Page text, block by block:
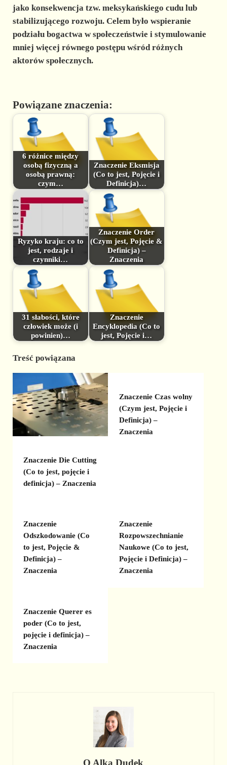
jako konsekwencja tzw. meksykańskiego cudu lub
stabilizującego rozwoju. Celem było wspieranie
podziału bogactwa w społeczeństwie i stymulowanie
mniej więcej równego postępu wśród różnych
aktorów społecznych.
Powiązane znaczenia:
6 różnice między
osobą fizyczną a
osobą prawną:
czym…
Znaczenie Eksmisja
(Co to jest, Pojęcie i
Definicja)…
Ryzyko kraju: co to
jest, rodzaje i
czynniki…
Znaczenie Order
(Czym jest, Pojęcie &
Definicja) –
Znaczenia
31 słabości, które
człowiek może (i
powinien)…
Znaczenie
Encyklopedia (Co to
jest, Pojęcie i…
Treść powiązana
Znaczenie Die Cutting
(Co to jest, pojęcie i
definicja) – Znaczenia
Znaczenie Czas wolny
(Czym jest, Pojęcie i
Definicja) –
Znaczenia
Znaczenie
Odszkodowanie (Co
to jest, Pojęcie &
Definicja) –
Znaczenia
Znaczenie
Rozpowszechnianie
Naukowe (Co to jest,
Pojęcie i Definicja) –
Znaczenia
Znaczenie Querer es
poder (Co to jest,
pojęcie i definicja) –
Znaczenia